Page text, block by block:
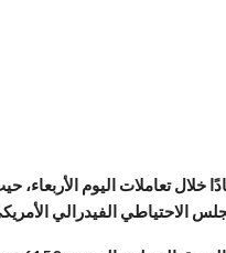
الاحتياطي الفيدرالي